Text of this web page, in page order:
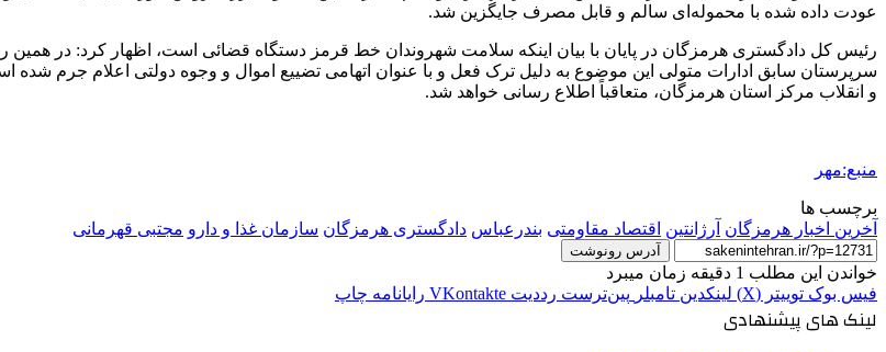
عودت داده شده با محموله‌ای سالم و قابل مصرف جایگزین شد.
رئیس کل دادگستری هرمزگان در پایان با بیان اینکه سلامت شهروندان خط قرمز دستگاه قضائی است، اظهار کرد: در
سرپرستان سابق ادارات متولی این موضوع به دلیل ترک فعل و با عنوان اتهامی تضییع اموال و وجوه دولتی اعلام جرم شده
و انقلاب مرکز استان هرمزگان، متعاقباً اطلاع رسانی خواهد شد.
منبع:مهر
برچسب ها
آخرین اخبار هرمزگان آرژانتین اقتصاد مقاومتی بندرعباس دادگستری هرمزگان سازمان غذا و دارو مجتبی قهرمانی
آدرس رونوشت
خواندن این مطلب 1 دقیقه زمان میبرد
فیس بوک توییتر (X) لینکدین ‫تامبلر ‫پین‌ترست ‫رددیت ‫VKontakte رایانامه چاپ
لینک های پیشنهادی